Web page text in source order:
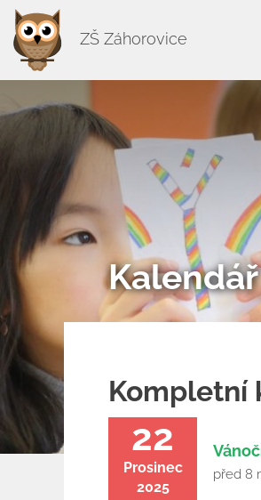
ZŠ Záhorovice
Kalendář
Kompletní
22
Prosinec
2025
před 8